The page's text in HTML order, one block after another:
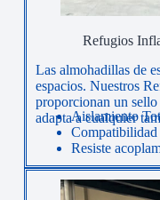
Refugios
Las almohadillas de
espacios. Nuestros
proporcionan un
adapta a cualquier
Aislamiento
Resiste